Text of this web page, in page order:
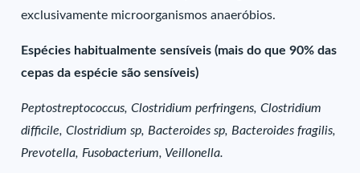
exclusivamente microorganismos anaeróbios.
Espécies habitualmente sensíveis (mais do que 90% das
cepas da espécie são sensíveis)
Peptostreptococcus, Clostridium perfringens, Clostridium
difficile, Clostridium sp, Bacteroides sp, Bacteroides fragilis,
Prevotella, Fusobacterium, Veillonella.